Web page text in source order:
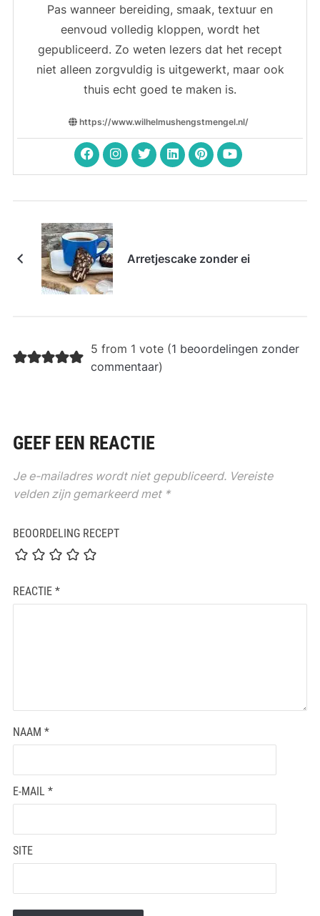
Pas wanneer bereiding, smaak, textuur en
eenvoud volledig kloppen, wordt het
gepubliceerd. Zo weten lezers dat het recept
niet alleen zorgvuldig is uitgewerkt, maar ook
thuis echt goed te maken is.
https://www.wilhelmushengstmengel.nl/
Arretjescake zonder ei
5 from 1 vote (1 beoordelingen zonder
commentaar)
GEEF EEN REACTIE
Je e-mailadres wordt niet gepubliceerd. Vereiste
velden zijn gemarkeerd met *
BEOORDELING RECEPT
REACTIE *
NAAM *
E-MAIL *
SITE